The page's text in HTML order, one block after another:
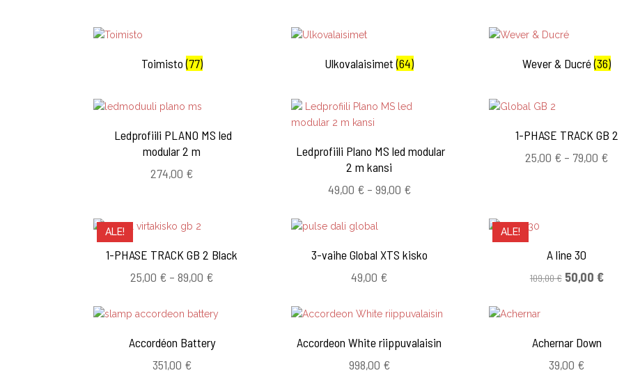
Toimisto(77) Ulkovalaisimet(64) Wever & Ducré(36)
Ledprofiili PLANO MS led
modular 2 m
274,00 €
Ledprofiili Plano MS led modular
2 m kansi
49,00 € – 99,00 €Hintaluokka:
1-PHASE TRACK GB 2
25,00 € – 79,00 €
ALE!
1-PHASE TRACK GB 2 Black
25,00 € – 89,00 €Hintaluokka:
-
89,00 €
3-vaihe Global XTS kisko
49,00 €
ALE!
A line 30
109,00€ Alkuperäinen
50,00 €
Accordéon Battery
351,00 €
Accordeon White riippuvalaisin
998,00 €
Achernar Down
39,00 €